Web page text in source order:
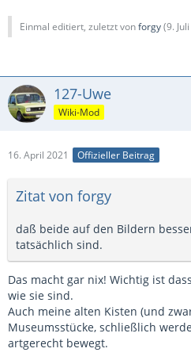
Einmal editiert, zuletzt vonforgy(9.
127-Uwe
Wiki-Mod
16. April 2021 Offizieller Beitrag
Zitat von forgy
daß beide auf den Bildern
tatsächlich sind.
Das macht gar nix! Wichtig ist
wie sie sind.
Auch meine alten Kisten (und
Museumsstücke, schließlich
artgerecht bewegt.